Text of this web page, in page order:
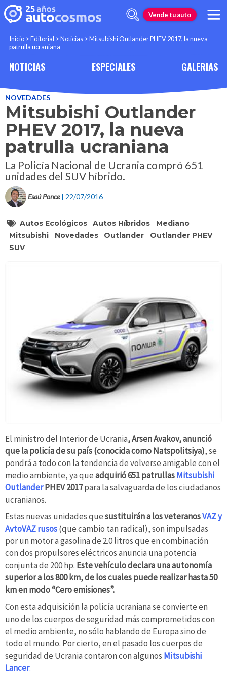
Vende tu auto
Inicio >Editorial >Noticias >Mitsubishi Outlander PHEV 2017, la nueva
patrulla ucraniana
NOTICIAS ESPECIALES GALERIAS
NOVEDADES
Mitsubishi Outlander
PHEV 2017, la nueva
patrulla ucraniana
La Policía Nacional de Ucrania compró 651
unidades del SUV híbrido.
Esaú Ponce | 22/07/2016
Autos Ecológicos Autos Híbridos
Mediano
Mitsubishi
Novedades Outlander
Outlander PHEV
SUV
El ministro del Interior de Ucrania, Arsen Avakov, anunció
que la policía de su país(conocida como Natspolitsiya), se
pondrá a todo con la tendencia de volverse amigable con el
medio ambiente, ya queadquirió 651 patrullasMitsubishi
OutlanderPHEV 2017para la salvaguarda de los ciudadanos
ucranianos.
Estas nuevas unidades quesustituirán a los veteranosVAZ y
AvtoVAZ rusos(que cambio tan radical), son impulsadas
por un motor a gasolina de 2.0 litros que en combinación
con dos propulsores eléctricos anuncia una potencia
conjunta de 200 hp. Este vehículo declara una autonomía
superior a los 800 km, de los cuales puede realizar hasta 50
km en modo “Cero emisiones”.
Con esta adquisición la policía ucraniana se convierte en
uno de los cuerpos de seguridad más comprometidos con
el medio ambiente, no sólo hablando de Europa sino de
todo el mundo. Por cierto, en el pasado los cuerpos de
seguridad de Ucrania contaron con algunos Mitsubishi
Lancer.